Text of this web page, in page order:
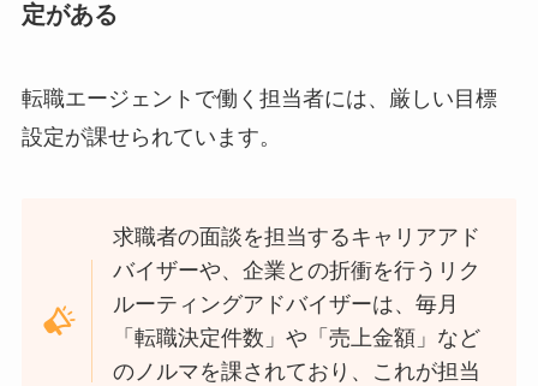
定がある
転職エージェントで働く担当者には、厳しい目標
設定が課せられています。
求職者の面談を担当するキャリアアド
バイザーや、企業との折衝を行うリク
ルーティングアドバイザーは、毎月
「転職決定件数」や「売上金額」など
のノルマを課されており、これが担当